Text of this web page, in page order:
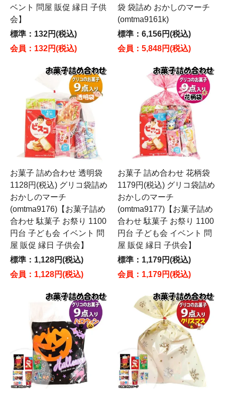
ベント 問屋 販促 縁日 子供
会】
標準：132円(税込)
会員：132円(税込)
袋 袋詰め おかしのマーチ
(omtma9161k)
標準：6,156円(税込)
会員：5,848円(税込)
お菓子 詰め合わせ 透明袋
1128円(税込) グリコ袋詰め
おかしのマーチ
(omtma9176)【お菓子詰め
合わせ 駄菓子 お祭り 1100
円台 子ども会 イベント 問
屋 販促 縁日 子供会】
標準：1,128円(税込)
会員：1,128円(税込)
お菓子 詰め合わせ 花柄袋
1179円(税込) グリコ袋詰め
おかしのマーチ
(omtma9177)【お菓子詰め
合わせ 駄菓子 お祭り 1100
円台 子ども会 イベント 問
屋 販促 縁日 子供会】
標準：1,179円(税込)
会員：1,179円(税込)